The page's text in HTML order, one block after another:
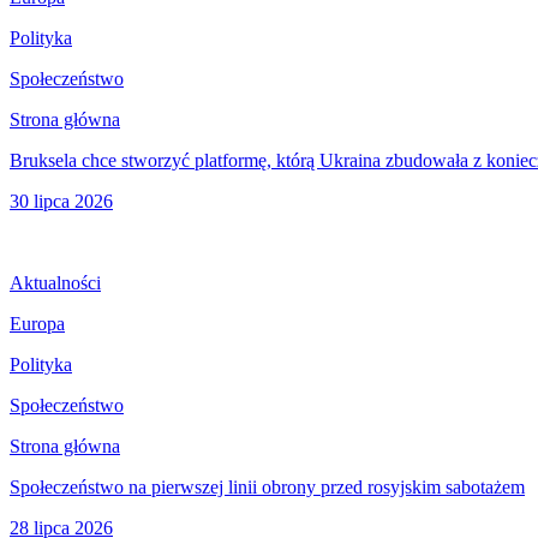
Polityka
Społeczeństwo
Strona główna
Bruksela chce stworzyć platformę, którą Ukraina zbudowała z
30 lipca 2026
Aktualności
Europa
Polityka
Społeczeństwo
Strona główna
Społeczeństwo na pierwszej linii obrony przed rosyjskim sabotażem
28 lipca 2026